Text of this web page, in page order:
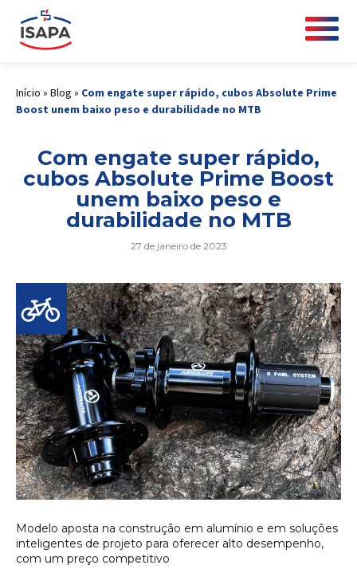
Início » Blog » Com engate super rápido, cubos Absolute Prime
Boost unem baixo peso e durabilidade no MTB
Com engate super rápido,
cubos Absolute Prime Boost
unem baixo peso e
durabilidade no MTB
27 de janeiro de 2023
Modelo aposta na construção em alumínio e em soluções
inteligentes de projeto para oferecer alto desempenho,
com um preço competitivo